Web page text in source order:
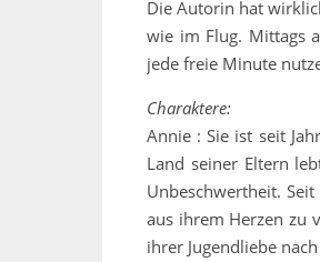
Die Autorin hat
wie im Flug. Mittags
jede freie Minute
Charaktere:
Annie : Sie ist seit
Land seiner Eltern
Unbeschwertheit.
aus ihrem Herzen zu
ihrer Jugendliebe